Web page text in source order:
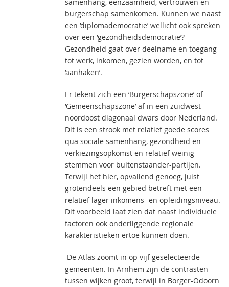
burgerschap samenkomen. Kunnen we naast
een ‘diplomademocratie’ wellicht ook spreken
over een ‘gezondheidsdemocratie’?
Gezondheid gaat over deelname en toegang
tot werk, inkomen, gezien worden, en tot
‘aanhaken’.
Er tekent zich een ‘Burgerschapszone’ of
‘Gemeenschapszone’ af in een zuidwest-
noordoost diagonaal dwars door Nederland.
Dit is een strook met relatief goede scores
qua sociale samenhang, gezondheid en
verkiezingsopkomst en relatief weinig
stemmen voor buitenstaander-partijen.
Terwijl het hier, opvallend genoeg, juist
grotendeels een gebied betreft met een
relatief lager inkomens- en opleidingsniveau.
Dit voorbeeld laat zien dat naast individuele
factoren ook onderliggende regionale
karakteristieken ertoe kunnen doen.
De Atlas zoomt in op vijf geselecteerde
gemeenten. In Arnhem zijn de contrasten
tussen wijken groot, terwijl in Borger-Odoorn